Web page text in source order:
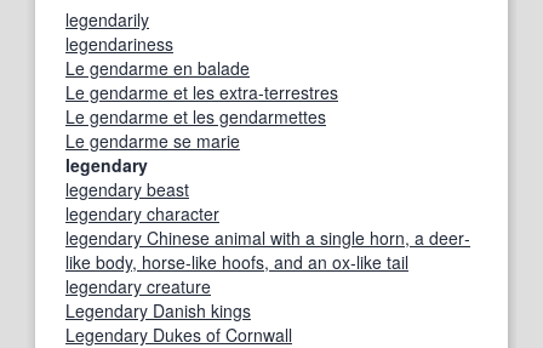
legendarily
legendariness
Le gendarme en balade
Le gendarme et les extra-terrestres
Le gendarme et les gendarmettes
Le gendarme se marie
legendary
legendary beast
legendary character
legendary Chinese animal with a single horn, a deer‐
like body, horse‐like hoofs, and an ox‐like tail
legendary creature
Legendary Danish kings
Legendary Dukes of Cornwall